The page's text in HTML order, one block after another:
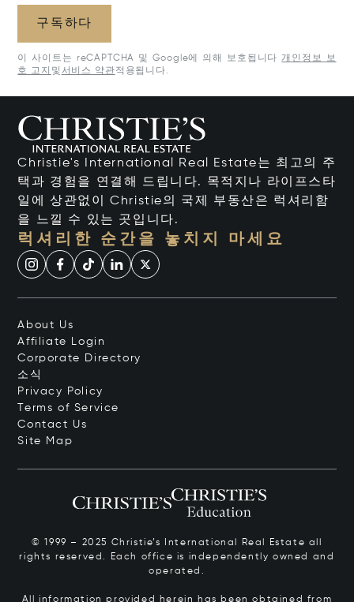
구독하다
이 사이트는 reCAPTCHA 및 Google에 의해 보호됩니다 개인정보 보
호 고지 및 서비스 약관적용됩니다.
Christie's International Real Estate는 최고의 주
택과 경험을 연결해 드립니다. 목적지나 라이프스타
일에 상관없이 Christie의 국제 부동산은 럭셔리함
을 느낄 수 있는 곳입니다.
럭셔리한 순간을 놓치지 마세요
About Us
Affiliate Login
Corporate Directory
소식
Privacy Policy
Terms of Service
Contact Us
Site Map
© 1999 – 2025 Christie’s International Real Estate all
rights reserved. Each office is independently owned and
operated.
All information provided herein has been obtained from